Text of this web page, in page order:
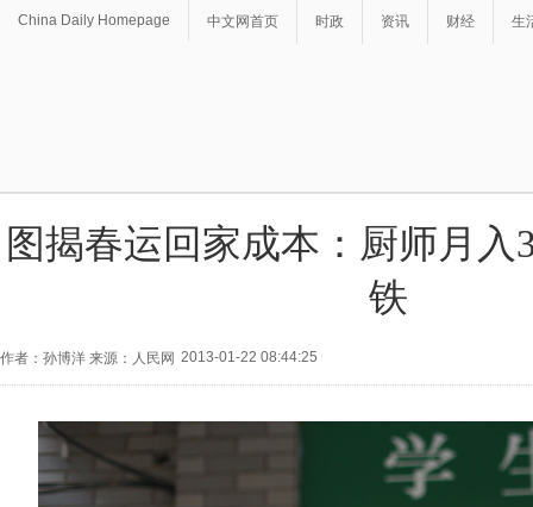
China Daily Homepage 中文网首页 时政 资讯 财经 生
图揭春运回家成本：厨师月入
铁
作者：孙博洋 来源：人民网 2013-01-22 08:44:25